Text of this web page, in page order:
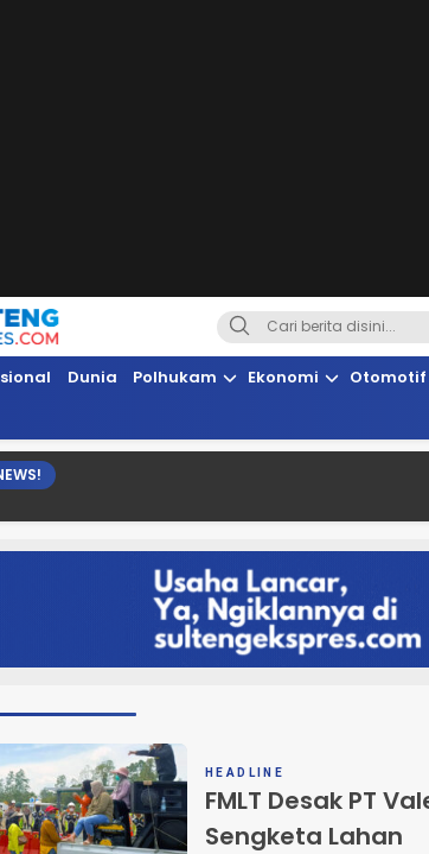
Sulteng Hari Ini, Update Terkini, Suaranya Rakyat Sulteng
Dunia Polhukam Ekonomi Otomotif
HEADLINE
FMLT Desak PT
Sengketa Lahan